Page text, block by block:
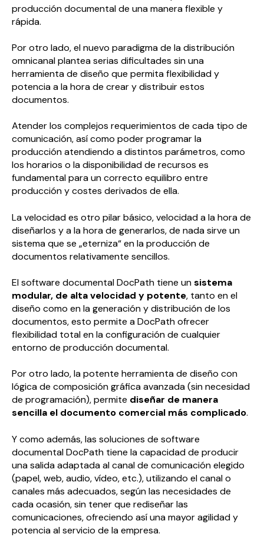
producción documental de una manera flexible y
rápida.
Por otro lado, el nuevo paradigma de la distribución
omnicanal plantea serias dificultades sin una
herramienta de diseño que permita flexibilidad y
potencia a la hora de crear y distribuir estos
documentos.
Atender los complejos requerimientos de cada tipo de
comunicación, así como poder programar la
producción atendiendo a distintos parámetros, como
los horarios o la disponibilidad de recursos es
fundamental para un correcto equilibro entre
producción y costes derivados de ella.
La velocidad es otro pilar básico, velocidad a la hora de
diseñarlos y a la hora de generarlos, de nada sirve un
sistema que se „eterniza“ en la producción de
documentos relativamente sencillos.
El software documental DocPath tiene unsistema
modular, de alta velocidad y potente, tanto en el
diseño como en la generación y distribución de los
documentos, esto permite a DocPath ofrecer
flexibilidad total en la configuración de cualquier
entorno de producción documental.
Por otro lado, la potente herramienta de diseño con
lógica de composición gráfica avanzada (sin necesidad
de programación), permite diseñar de manera
sencilla el documento comercial más complicado.
Y como además, las soluciones de software
documental DocPath tiene la capacidad de producir
una salida adaptada al canal de comunicación elegido
(papel, web, audio, vídeo, etc.), utilizando el canal o
canales más adecuados, según las necesidades de
cada ocasión, sin tener que rediseñar las
comunicaciones, ofreciendo así una mayor agilidad y
potencia al servicio de la empresa.